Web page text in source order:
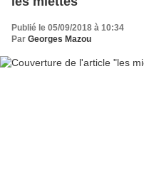
Publié le 05/09/2018 à 10:34
Par Georges Mazou